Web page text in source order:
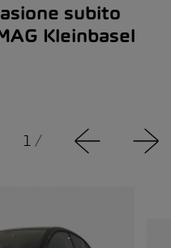
subito
Kleinbasel
1 /